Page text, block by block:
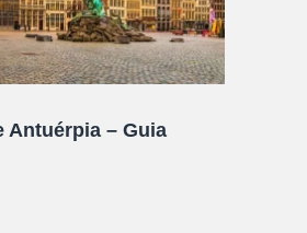
Antuérpia – Guia